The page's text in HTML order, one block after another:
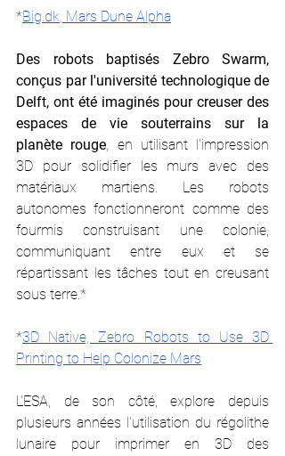
*Big.dk , Mars Dune Alpha
Des robots baptisés Zebro Swarm,
conçus par l'université technologique de
Delft, ont été imaginés pour creuser des
espaces de vie souterrains sur la
planète rouge , en utilisant l'impression
3D pour solidifier les murs avec des
matériaux martiens. Les robots
autonomes fonctionneront comme des
fourmis construisant une colonie,
communiquant entre eux et se
répartissant les tâches tout en creusant
sous terre.*
*3D Native, Zebro Robots to Use 3D
Printing to Help Colonize Mars
L'ESA, de son côté, explore depuis
plusieurs années l'utilisation du régolithe
lunaire pour imprimer en 3D des